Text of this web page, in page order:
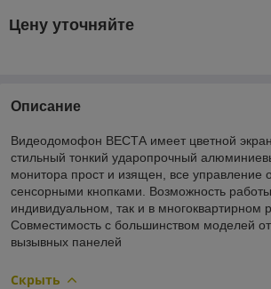
Цену уточняйте
Описание
Видеодомофон ВЕСТА имеет цветной
стильный тонкий ударопрочный
монитора прост и изящен, все управление
сенсорными кнопками. Возможность
индивидуальном, так и в многоквартирном
Совместимость с большинством моделей
вызывных панелей
Скрыть